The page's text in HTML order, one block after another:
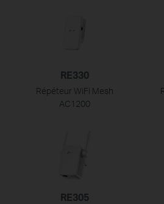
RE330
Répéteur WiFi Mesh
AC1200
RE305